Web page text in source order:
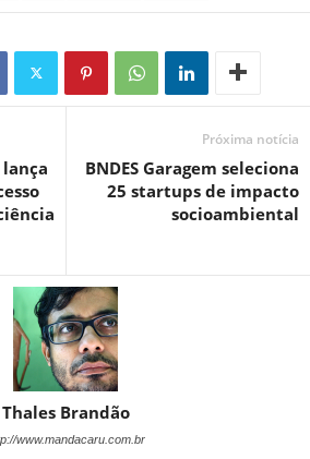
Próxima notícia
BNDES Garagem seleciona
25 startups de impacto
socioambiental
Thales Brandão
www.mandacaru.com.br